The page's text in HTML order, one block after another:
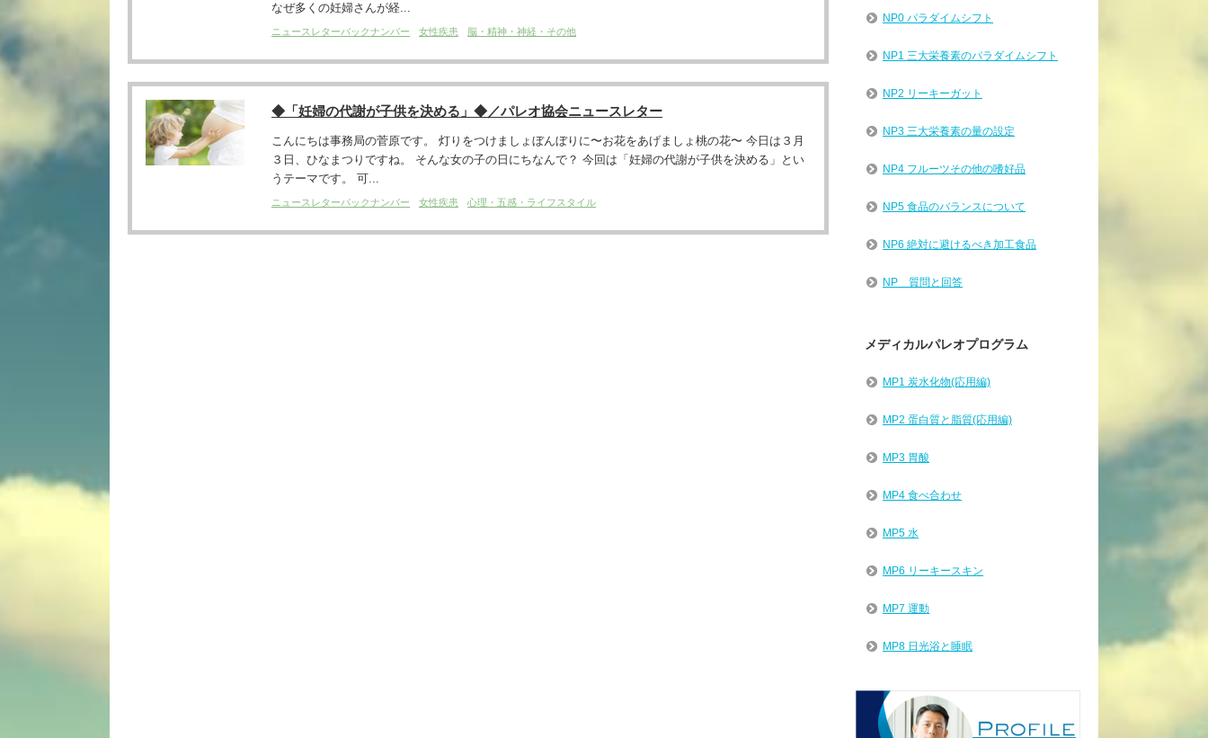
なぜ多くの妊婦さんが経...
ニュースレターバックナンバー 女性疾患 脳・精神・神経・その他
◆「妊婦の代謝が子供を決める」◆／パレオ協会ニュースレター
こんにちは事務局の菅原です。 灯りをつけましょぼんぼりに〜お花をあげましょ桃の花〜 今日は３月
３日、ひなまつりですね。 そんな女の子の日にちなんで？ 今回は「妊婦の代謝が子供を決める」とい
うテーマです。 可...
ニュースレターバックナンバー 女性疾患 心理・五感・ライフスタイル
NP0 パラダイムシフト
NP1 三大栄養素のパラダイムシフト
NP2 リーキーガット
NP3 三大栄養素の量の設定
NP4 フルーツその他の嗜好品
NP5 食品のバランスについて
NP6 絶対に避けるべき加工食品
NP 質問と回答
メディカルパレオプログラム
MP1 炭水化物(応用編)
MP2 蛋白質と脂質(応用編)
MP3 胃酸
MP4 食べ合わせ
MP5 水
MP6 リーキースキン
MP7 運動
MP8 日光浴と睡眠